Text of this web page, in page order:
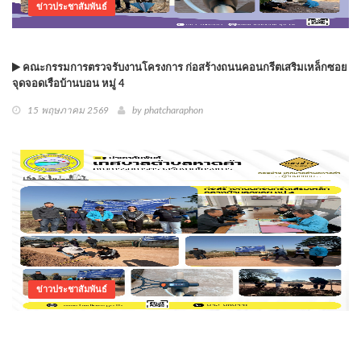
ข่าวประชาสัมพันธ์
คณะกรรมการตรวจรับงานโครงการ ก่อสร้างถนนคอนกรีตเสริมเหล็กซอย
จุดจอดเรือบ้านบอน หมู่ 4
15 พฤษภาคม 2569 by phatcharaphon
ข่าวประชาสัมพันธ์